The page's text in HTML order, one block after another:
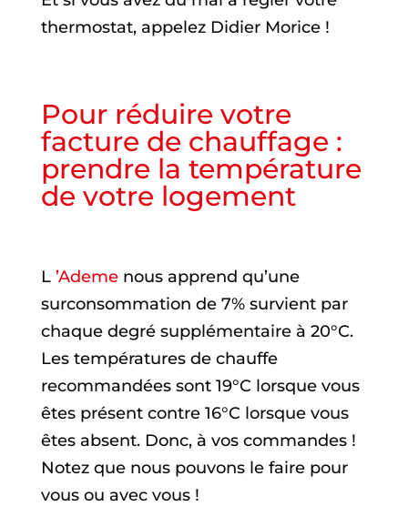
thermostat, appelez Didier Morice !
Pour réduire votre
facture de chauffage :
prendre la température
de votre logement
L ’Ademenous apprend qu’une
surconsommation de 7% survient par
chaque degré supplémentaire à 20°C.
Les températures de chauffe
recommandées sont 19°C lorsque vous
êtes présent contre 16°C lorsque vous
êtes absent. Donc, à vos commandes !
Notez que nous pouvons le faire pour
vous ou avec vous !